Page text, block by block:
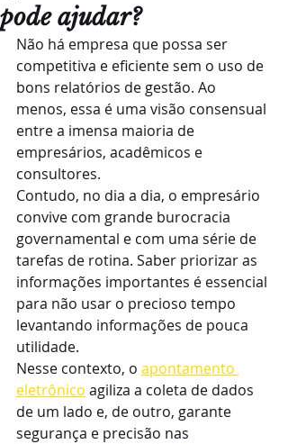
pode ajudar?
Não há empresa que possa ser
competitiva e eficiente sem o uso de
bons relatórios de gestão. Ao
menos, essa é uma visão consensual
entre a imensa maioria de
empresários, acadêmicos e
consultores.
Contudo, no dia a dia, o empresário
convive com grande burocracia
governamental e com uma série de
tarefas de rotina. Saber priorizar as
informações importantes é essencial
para não usar o precioso tempo
levantando informações de pouca
utilidade.
Nesse contexto, o apontamento
eletrônico agiliza a coleta de dados
de um lado e, de outro, garante
segurança e precisão nas